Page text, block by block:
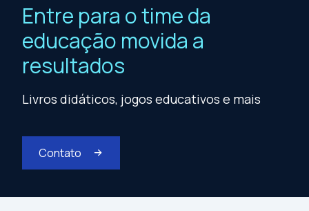
Entre para o time da
educação movida a
resultados
Livros didáticos, jogos educativos e mais
Contato